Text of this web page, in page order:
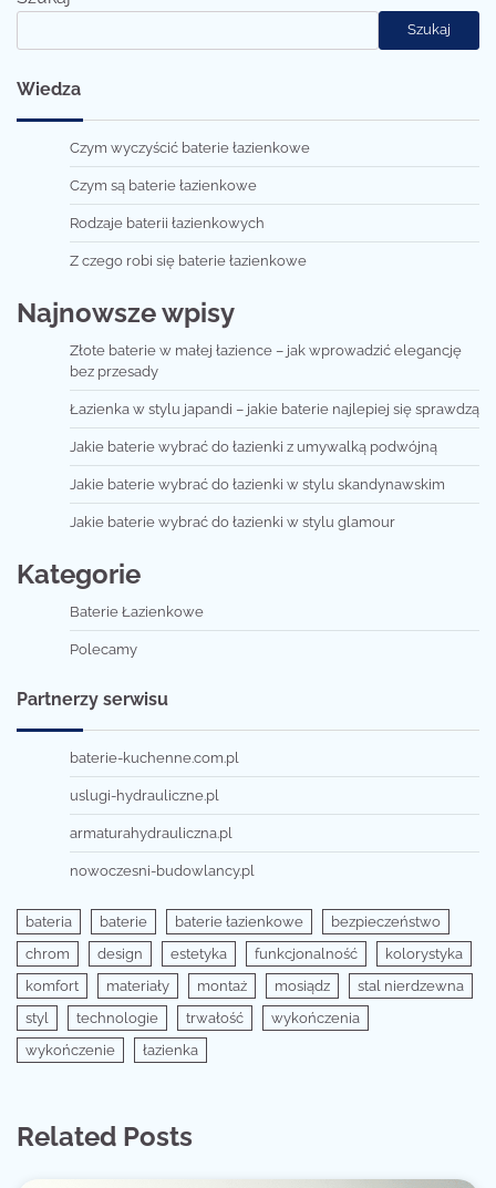
Szukaj
Wiedza
Czym wyczyścić baterie łazienkowe
Czym są baterie łazienkowe
Rodzaje baterii łazienkowych
Z czego robi się baterie łazienkowe
Najnowsze wpisy
Złote baterie w małej łazience – jak wprowadzić elegancję
bez przesady
Łazienka w stylu japandi – jakie baterie najlepiej się sprawdzą
Jakie baterie wybrać do łazienki z umywalką podwójną
Jakie baterie wybrać do łazienki w stylu skandynawskim
Jakie baterie wybrać do łazienki w stylu glamour
Kategorie
Baterie Łazienkowe
Polecamy
Partnerzy serwisu
baterie-kuchenne.com.pl
uslugi-hydrauliczne.pl
armaturahydrauliczna.pl
nowoczesni-budowlancy.pl
bateria baterie baterie łazienkowe
bezpieczeństwo
chrom
design estetyka funkcjonalność
kolorystyka
komfort
materiały montaż mosiądz
stal nierdzewna
styl
technologie trwałość
wykończenia
wykończenie
łazienka
Related Posts